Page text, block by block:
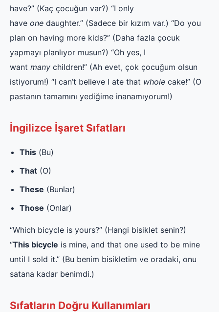
have?” (Kaç çocuğun var?) “I only
have one daughter.” (Sadece bir kızım var.) “Do you
plan on having more kids?” (Daha fazla çocuk
yapmayı planlıyor musun?) “Oh yes, I
want many children!” (Ah evet, çok çocuğum olsun
istiyorum!) “I can’t believe I ate that whole cake!” (O
pastanın tamamını yediğime inanamıyorum!)
İngilizce İşaret Sıfatları
This (Bu)
That (O)
These (Bunlar)
Those (Onlar)
“Which bicycle is yours?” (Hangi bisiklet senin?)
“This bicycle is mine, and that one used to be mine
until I sold it.” (Bu benim bisikletim ve oradaki, onu
satana kadar benimdi.)
Sıfatların Doğru Kullanımları